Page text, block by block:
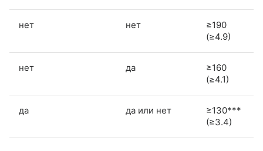
нет нет
≥190
(≥4.9)
нет да
≥160
(≥4.1)
да да или нет
≥130***
(≥3.4)